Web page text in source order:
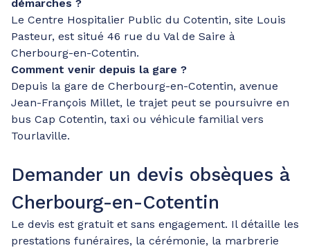
démarches ?
Le Centre Hospitalier Public du Cotentin, site Louis
Pasteur, est situé 46 rue du Val de Saire à
Cherbourg-en-Cotentin.
Comment venir depuis la gare ?
Depuis la gare de Cherbourg-en-Cotentin, avenue
Jean-François Millet, le trajet peut se poursuivre en
bus Cap Cotentin, taxi ou véhicule familial vers
Tourlaville.
Demander un devis obsèques à
Cherbourg-en-Cotentin
Le devis est gratuit et sans engagement. Il détaille les
prestations funéraires, la cérémonie, la marbrerie